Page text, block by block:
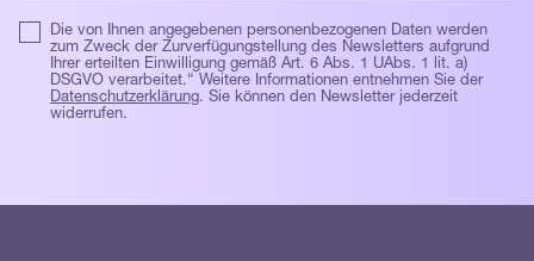
Die von Ihnen angegebenen personenbezogenen Daten werden
zum Zweck der Zurverfügungstellung des Newsletters aufgrund
Ihrer erteilten Einwilligung gemäß Art. 6 Abs. 1 UAbs. 1 lit. a)
DSGVO verarbeitet.“ Weitere Informationen entnehmen Sie der
Datenschutzerklärung. Sie können den Newsletter jederzeit
widerrufen.